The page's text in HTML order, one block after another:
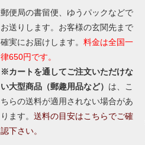
郵便局の書留便、ゆうパックなどで
お送りします。お客様の玄関先まで
確実にお届けします。 料金は全国一
律650円です。
※カートを通してご注文いただけな
い大型商品（郵趣用品など） は、こ
ちらの送料が適用されない場合があ
ります。 送料の目安はこちらでご確
認下さい。